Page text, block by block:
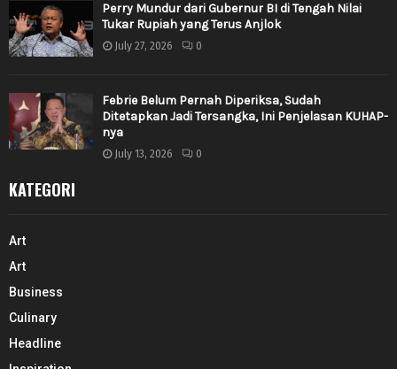
Perry Mundur dari Gubernur BI di Tengah Nilai
Tukar Rupiah yang Terus Anjlok
July 27, 2026 0
Febrie Belum Pernah Diperiksa, Sudah
Ditetapkan Jadi Tersangka, Ini Penjelasan KUHAP-
nya
July 13, 2026 0
KATEGORI
Art
Art
Business
Culinary
Headline